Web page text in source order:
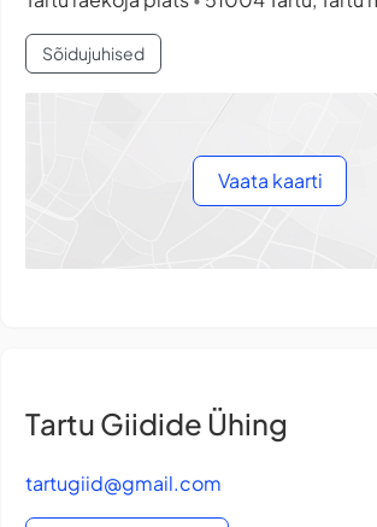
Sõidujuhised
Vaata kaarti
Tartu Giidide Ühing
tartugiid@gmail.com